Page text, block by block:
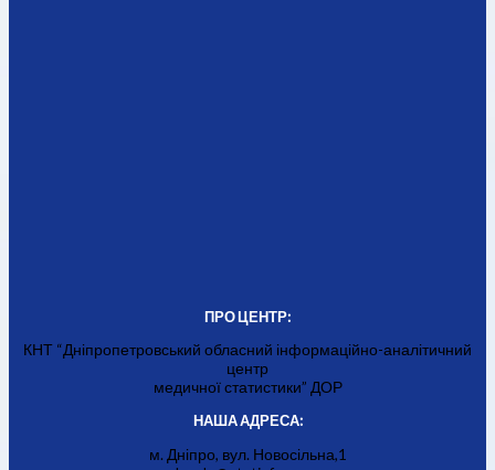
ПРО ЦЕНТР:
КНТ “Дніпропетровський обласний інформаційно-аналітичний
центр
медичної статистики” ДОР
НАША АДРЕСА:
м. Дніпро, вул. Новосільна,1